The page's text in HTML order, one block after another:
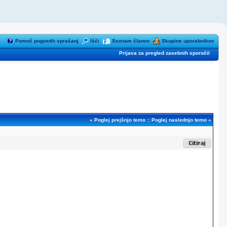
Pomoč pogostih vprašanj Išči Seznam članov Skupine uporabnikov
Prijava za pregled zasebnih sporočil
« Poglej prejšnjo temo :: Poglej naslednjo temo »